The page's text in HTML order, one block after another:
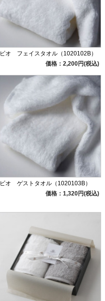
ビオ フェイスタオル（1020102B）
価格：2,200円(税込)
ビオ ゲストタオル（1020103B）
価格：1,320円(税込)